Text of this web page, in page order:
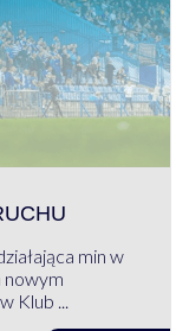
min w
nowym
...